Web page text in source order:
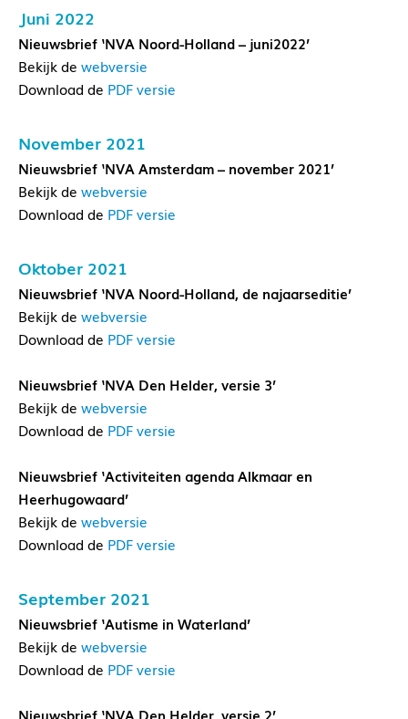
Juni 2022
Nieuwsbrief ‘NVA Noord-Holland – juni2022’
Bekijk de webversie
Download de PDF versie
November 2021
Nieuwsbrief ‘NVA Amsterdam – november 2021’
Bekijk de webversie
Download de PDF versie
Oktober 2021
Nieuwsbrief ‘NVA Noord-Holland, de najaarseditie’
Bekijk de webversie
Download de PDF versie
Nieuwsbrief ‘NVA Den Helder, versie 3’
Bekijk de webversie
Download de PDF versie
Nieuwsbrief ‘Activiteiten agenda Alkmaar en
Heerhugowaard’
Bekijk de webversie
Download de PDF versie
September 2021
Nieuwsbrief ‘Autisme in Waterland’
Bekijk de webversie
Download de PDF versie
Nieuwsbrief ‘NVA Den Helder, versie 2’